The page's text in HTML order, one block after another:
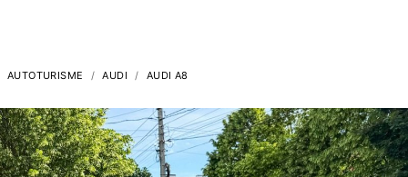
AUTOTURISME AUDI AUDI A8